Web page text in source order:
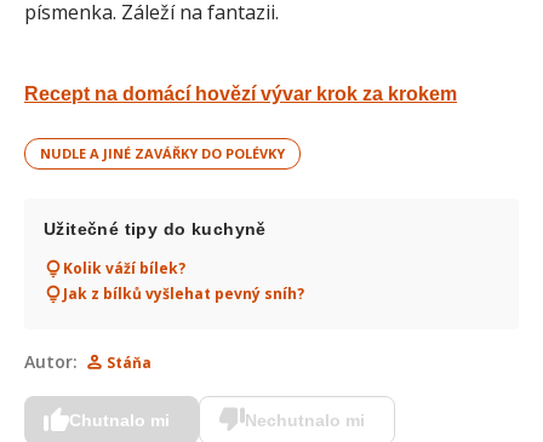
Recept na domácí hovězí vývar krok za krokem
NUDLE A JINÉ ZAVÁŘKY DO POLÉVKY
Užitečné tipy do kuchyně
Kolik váží bílek?
Jak z bílků vyšlehat pevný sníh?
Autor: Stáňa
Chutnalo mi Nechutnalo mi